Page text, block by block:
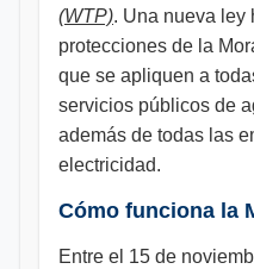
(WTP). Una nueva ley
protecciones de la
que se apliquen a
servicios públicos de
además de todas las
electricidad.
Cómo funciona la
Entre el 15 de